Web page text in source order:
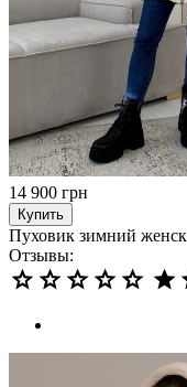
14 900 грн
Купить
Пуховик зимний
Отзывы: